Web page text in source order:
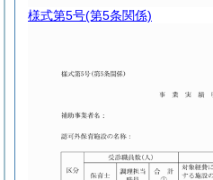
様式第5号(第5条関係)